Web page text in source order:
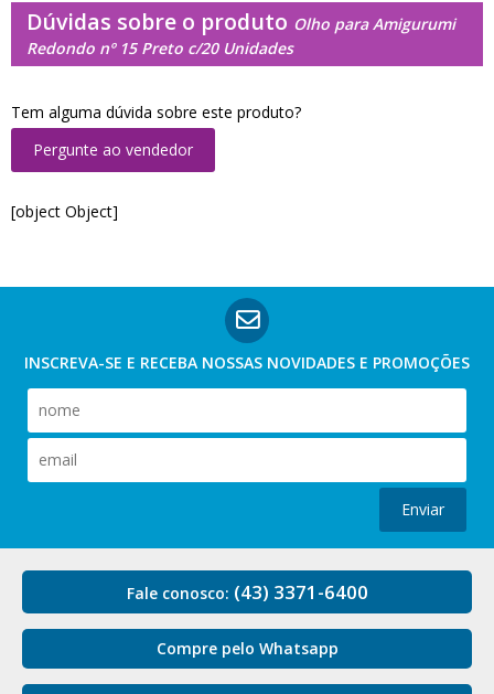
Dúvidas sobre o produto Olho para Amigurumi
Redondo nº 15 Preto c/20 Unidades
Tem alguma dúvida sobre este produto?
Pergunte ao vendedor
[object Object]
INSCREVA-SE E RECEBA NOSSAS NOVIDADES E PROMOÇÕES
Enviar
Fale conosco: (43) 3371-6400
Compre pelo Whatsapp